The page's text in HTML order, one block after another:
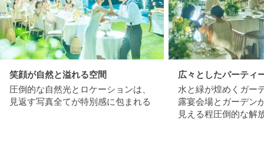
笑顔が自然と溢れる空間
圧倒的な自然光とロケーションは、
見返す写真全てが特別感に包まれる
広々としたパーティ
水と緑が煌めくガー
露宴会場とガーデン
見える程圧倒的な解